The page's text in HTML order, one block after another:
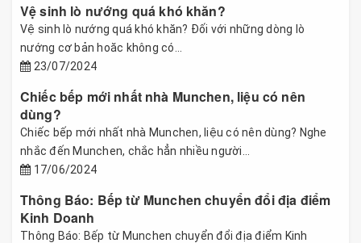
Vệ sinh lò nướng quá khó khăn?
Vệ sinh lò nướng quá khó khăn? Đối với những dòng lò
nướng cơ bản hoăc không có...
23/07/2024
Chiếc bếp mới nhất nhà Munchen, liệu có nên
dùng?
Chiếc bếp mới nhất nhà Munchen, liệu có nên dùng? Nghe
nhắc đến Munchen, chắc hẳn nhiều người...
17/06/2024
Thông Báo: Bếp từ Munchen chuyển đổi địa điểm
Kinh Doanh
Thông Báo: Bếp từ Munchen chuyển đổi địa điểm Kinh